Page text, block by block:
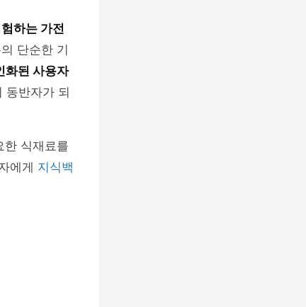
하는 가전
단순한 기
화된 사용자
동반자가 되
한 식재료를
에게 지식백